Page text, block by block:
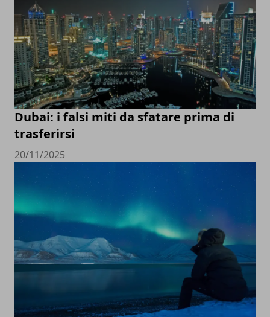
Dubai: i falsi miti da sfatare prima di
trasferirsi
20/11/2025